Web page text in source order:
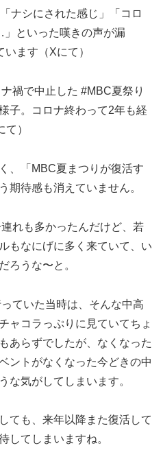
ナシにされた感じ」「コロ
といった嘆きの声が漏
います（Xにて）
禍で中止した #MBC夏祭り
子。コロナ終わって2年も経
）
、「MBC夏まつりが復活す
期待感も消えていません。
れも多かったんだけど、若
もなにげに多く来ていて、い
ろうな〜と。
ていた当時は、そんな中高
ャコラっぷりに見ていてちょ
あらずでしたが、なくなった
ントがなくなった今どきの中
な気がしてしまいます。
ても、来年以降また復活して
してしまいますね。